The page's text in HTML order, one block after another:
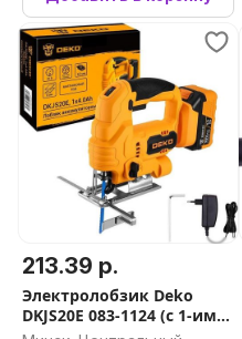
213.39 р.
Электролобзик Deko
DKJS20E 083-1124 (с 1-им